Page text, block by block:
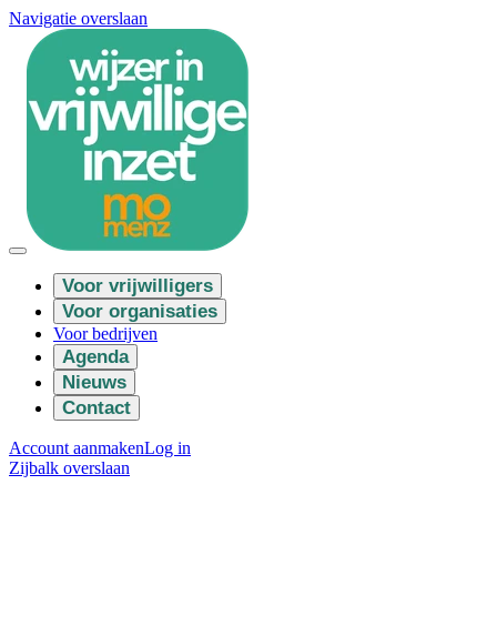
Navigatie overslaan
Voor vrijwilligers
Voor organisaties
Voor bedrijven
Agenda
Nieuws
Contact
Account aanmakenLog in
Zijbalk overslaan